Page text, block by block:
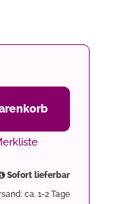
Sofort lieferbar
ca. 1-2 Tage